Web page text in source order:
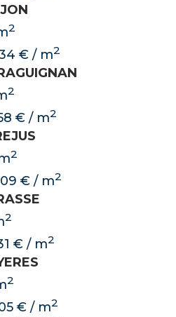
2
€ / m2
2
€ / m2
2
€ / m2
2
€ / m2
2
€ / m2